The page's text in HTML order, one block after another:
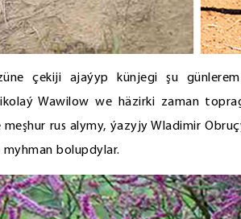
çekiji ajaýyp künjegi şu
Wawilow we häzirki zaman
meşhur rus alymy, ýazyjy Wladimir
bolupdylar.